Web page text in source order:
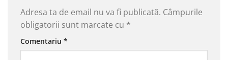
Adresa ta de email nu va fi publicată. Câmpurile
obligatorii sunt marcate cu *
Comentariu *